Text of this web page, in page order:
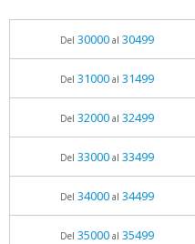
Del 30000al 30499
Del 31000al 31499
Del 32000al 32499
Del 33000al 33499
Del 34000al 34499
Del 35000al 35499